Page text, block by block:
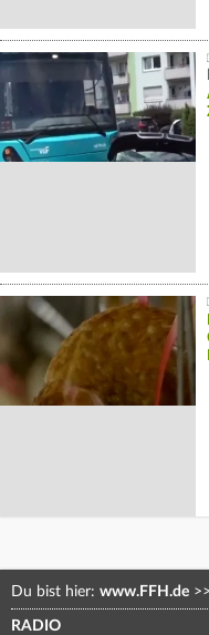
Du bist hier: www.FFH.de
RADIO